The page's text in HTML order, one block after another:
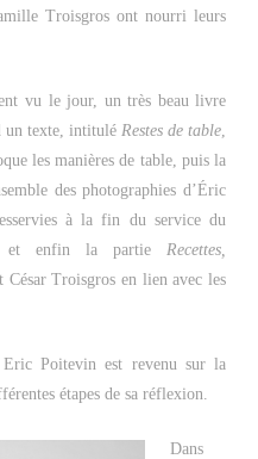
Troisgros ont nourri leurs
vu le jour, un très beau livre
un texte, intituléRestes de table,
les manières de table, puis la
des photographies d’Éric
à la fin du service du
et enfin la partieRecettes,
César Troisgros en lien avec les
Poitevin est revenu sur la
étapes de sa réflexion.
Dans